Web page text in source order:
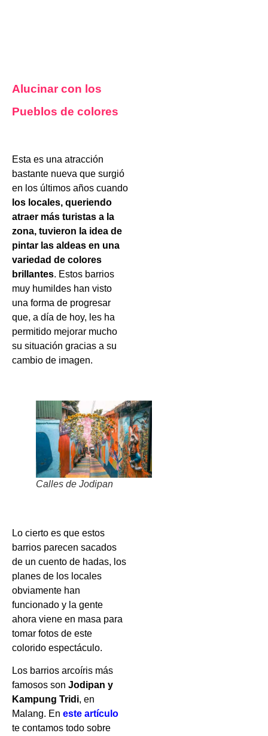
Alucinar con los
Pueblos de colores
Esta es una atracción
bastante nueva que surgió
en los últimos años cuando
los locales, queriendo
atraer más turistas a la
zona, tuvieron la idea de
pintar las aldeas en una
variedad de colores
brillantes. Estos barrios
muy humildes han visto
una forma de progresar
que, a día de hoy, les ha
permitido mejorar mucho
su situación gracias a su
cambio de imagen.
Calles de Jodipan
Lo cierto es que estos
barrios parecen sacados
de un cuento de hadas, los
planes de los locales
obviamente han
funcionado y la gente
ahora viene en masa para
tomar fotos de este
colorido espectáculo.
Los barrios arcoíris más
famosos son Jodipan y
Kampung Tridi, en
Malang. En este artículo
te contamos todo sobre